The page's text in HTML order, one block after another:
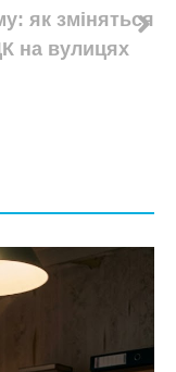
як зміняться
на вулицях